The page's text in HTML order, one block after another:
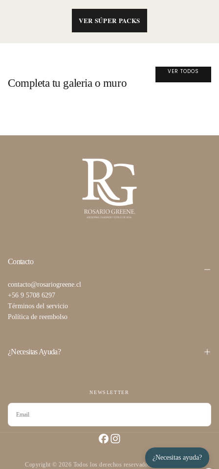
¿Necesitas ayuda?
VER SÚPER PACKS
Completa tu galeria o muro
VER TODOS
Contacto
contacto@rosariogreene.cl
+56 9 5708 6297
Términos del servicio
Política de reembolso
¿Necesitas Ayuda?
NEWSLETTER
CORREO
ELECTRÓNICO
SUSCRIBIRSE
Copyright © 2026 Todos los derechos reservados desarrollado por